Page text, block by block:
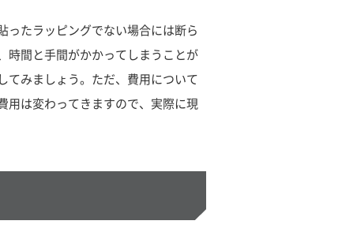
ったラッピングでない場合には断ら
時間と手間がかかってしまうことが
てみましょう。ただ、費用について
用は変わってきますので、実際に現